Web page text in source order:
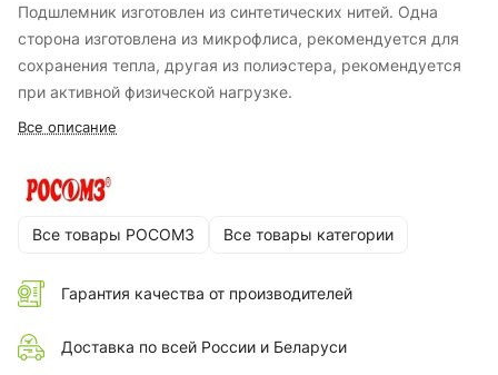
Подшлемник изготовлен из синтетических нитей. Одна
сторона изготовлена из микрофлиса, рекомендуется для
сохранения тепла, другая из полиэстера, рекомендуется
при активной физической нагрузке.
Все описание
Все товары РОСОМЗ Все товары категории
Гарантия качества от производителей
Доставка по всей России и Беларуси